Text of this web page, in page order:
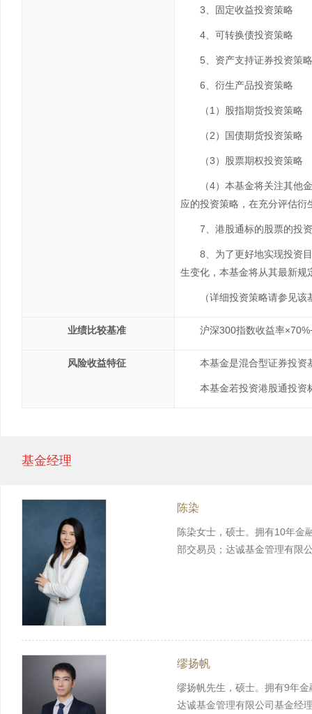
3、固定收益投资策略
4、可转换债投资策略
5、资产支持证券投资策略
6、衍生产品投资策略
（1）股指期货投资策略
（2）国债期货投资策略
（3）股票期权投资策略
（4）本基金将关注其他
应的投资策略，在充分评估
7、港股通标的股票的投
8、为了更好地实现投资
生变化，本基金将从其最新规
（详细投资策略请参见
业绩比较基准 沪深300指数收益率
风险收益特征 本基金是混合型证券投资
本基金若投资港股通投资
基金经理
陈染
陈染女士，硕士。拥有10年金
部交易员；达诚基金管理有限
缪扬帆
缪扬帆先生，硕士。拥有9年
达诚基金管理有限公司基金经